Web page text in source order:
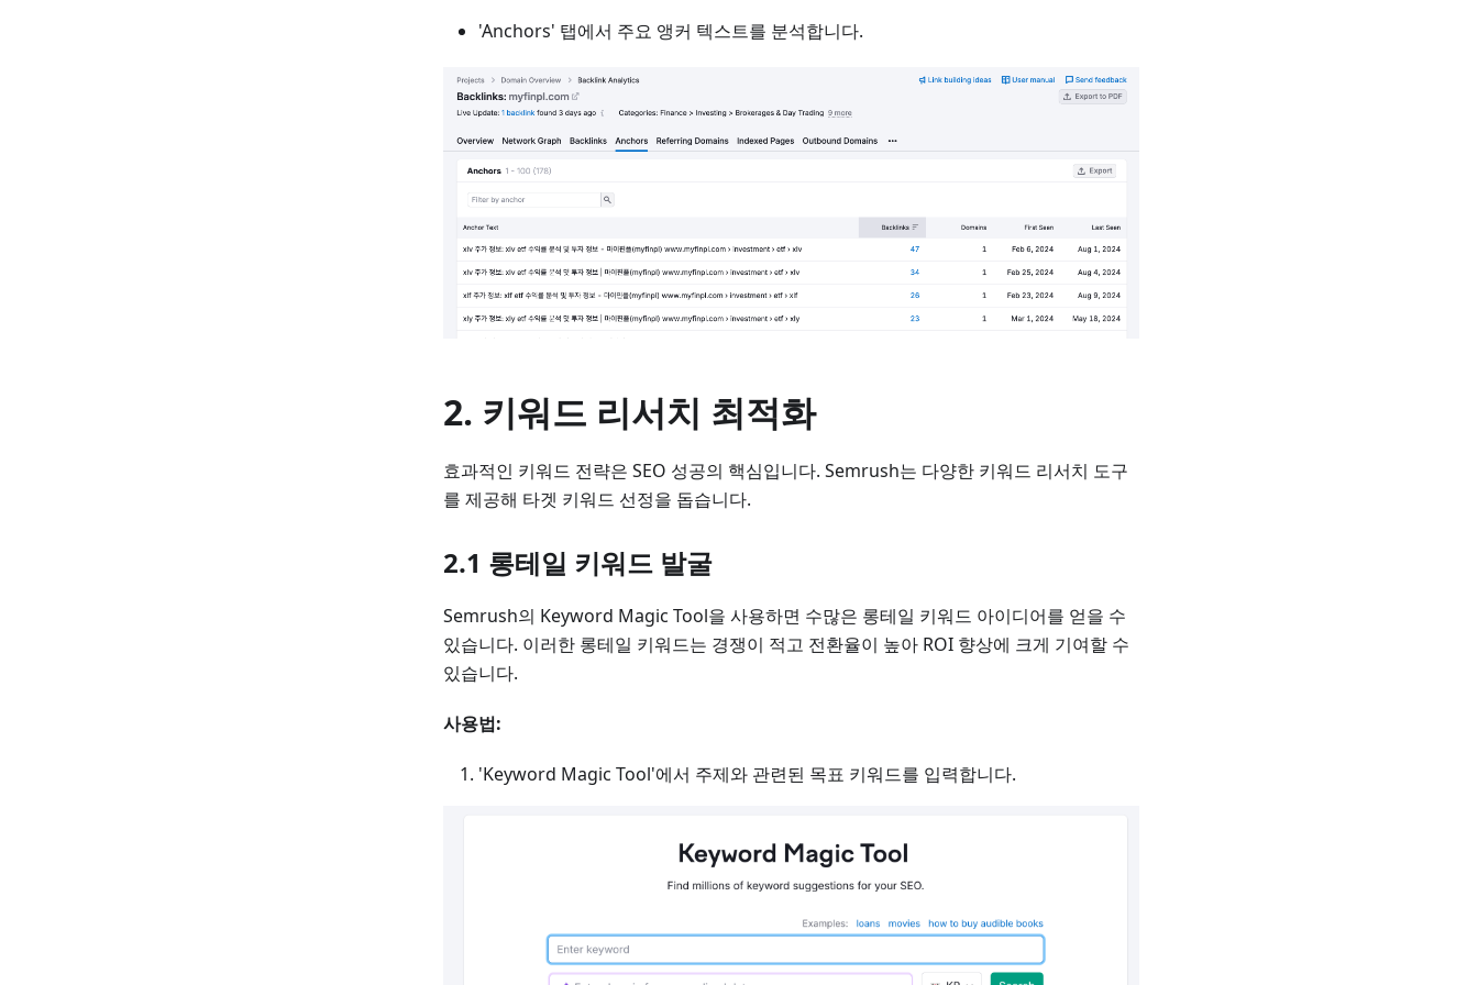
'Anchors' 탭에서 주요 앵커 텍스트를 분석합니다.
2. 키워드 리서치 최적화
효과적인 키워드 전략은 SEO 성공의 핵심입니다. Semrush는 다양한 키워드 리서치 도구
를 제공해 타겟 키워드 선정을 돕습니다.
2.1 롱테일 키워드 발굴
Semrush의 Keyword Magic Tool을 사용하면 수많은 롱테일 키워드 아이디어를 얻을 수
있습니다. 이러한 롱테일 키워드는 경쟁이 적고 전환율이 높아 ROI 향상에 크게 기여할 수
있습니다.
사용법:
'Keyword Magic Tool'에서 주제와 관련된 목표 키워드를 입력합니다.